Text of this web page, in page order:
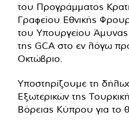
του Προγράμματος
Γραφείου Εθνικής
του Υπουργείου
της GCA στο εν λόγω
Οκτώβριο.
Υποστηρίζουμε τη
Εξωτερικών της
Βόρειας Κύπρου για το